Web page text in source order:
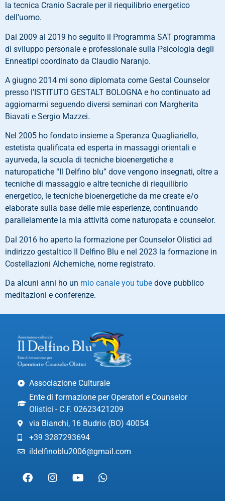
la tecnica Cranio Sacrale per il riequilibrio energetico
dell’uomo.
Dal 2009 al 2019 ho seguito il Programma SAT programma
di sviluppo personale e professionale sulla Psicologia degli
Enneatipi coordinato da Claudio Naranjo.
A giugno 2014 mi sono diplomata come Gestal Counselor
presso l’ISTITUTO GESTALT BOLOGNA e ho continuato ad
aggiornarmi seguendo diversi seminari con Margherita
Biavati e Sergio Mazzei.
Nel 2005 ho fondato insieme a Speranza Quagliariello,
estetista qualificata ed esperta in massaggi orientali e
ayurveda, la scuola di tecniche bioenergetiche e
naturopatiche “Il Delfino blu” dove vengono insegnati, oltre a
tecniche di massaggio e altre tecniche di riequilibrio
energetico, le tecniche bioenergetiche da me create e/o
elaborate sulla base delle mie esperienze, continuando
parallelamente la mia attività come naturopata e counselor.
Dal 2016 ho aperto la formazione per Counselor Olistici ad
indirizzo gestaltico Il Delfino Blu e nel 2023 la formazione in
Costellazioni Alchemiche, nome registrato.
Da alcuni anni ho un mio canale you tube dove pubblico
meditazioni e conferenze.
Associazione Culturale
Ente di formazione per Operatori e Counselor
Olistici - C.F. 02623421209
via Bianchi, 16 Budrio (BO) 40054
+39 3287293694
ildelfinoblu2006@gmail.com